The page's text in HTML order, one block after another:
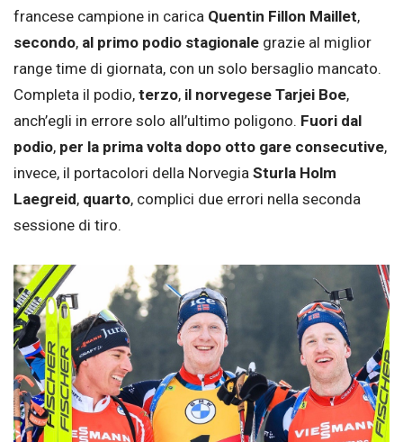
francese campione in carica Quentin Fillon Maillet,
secondo, al primo podio stagionale grazie al miglior
range time di giornata, con un solo bersaglio mancato.
Completa il podio, terzo, il norvegese Tarjei Boe,
anch’egli in errore solo all’ultimo poligono. Fuori dal
podio, per la prima volta dopo otto gare consecutive,
invece, il portacolori della Norvegia Sturla Holm
Laegreid, quarto, complici due errori nella seconda
sessione di tiro.